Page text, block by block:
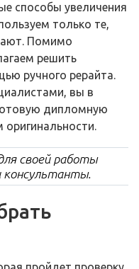
способы увеличения
только те,
Помимо
решить
ручного рерайта.
вы в
дипломную
оригинальности.
своей работы
консультанты.